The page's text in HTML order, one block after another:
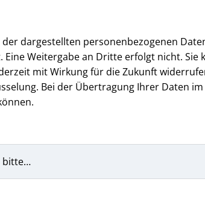
dargestellten personenbezogenen
Weitergabe an Dritte erfolgt nicht.
mit Wirkung für die Zukunft
Bei der Übertragung Ihrer Daten
bitte…